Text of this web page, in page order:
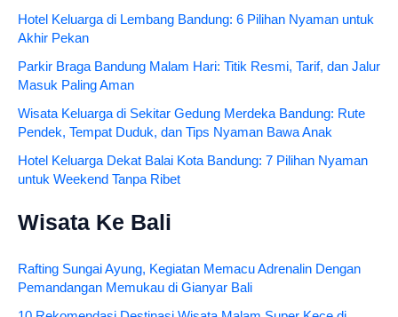
Hotel Keluarga di Lembang Bandung: 6 Pilihan Nyaman untuk
Akhir Pekan
Parkir Braga Bandung Malam Hari: Titik Resmi, Tarif, dan Jalur
Masuk Paling Aman
Wisata Keluarga di Sekitar Gedung Merdeka Bandung: Rute
Pendek, Tempat Duduk, dan Tips Nyaman Bawa Anak
Hotel Keluarga Dekat Balai Kota Bandung: 7 Pilihan Nyaman
untuk Weekend Tanpa Ribet
Wisata Ke Bali
Rafting Sungai Ayung, Kegiatan Memacu Adrenalin Dengan
Pemandangan Memukau di Gianyar Bali